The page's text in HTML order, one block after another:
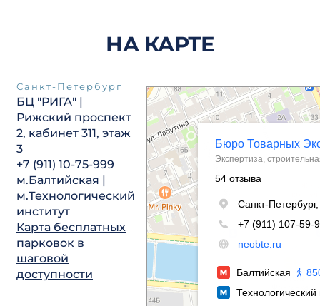
НА КАРТЕ
Санкт-Петербург
БЦ "РИГА" |
Рижский проспект
2, кабинет 311, этаж
3
+7 (911) 10-75-999
м.Балтийская |
м.Технологический
институт
Карта бесплатных
парковок в
шаговой
доступности
Бюро Товарных Экспертиз
Экспертиза в Санкт‑Петербурге
Строительная экспертиза и технадзор в